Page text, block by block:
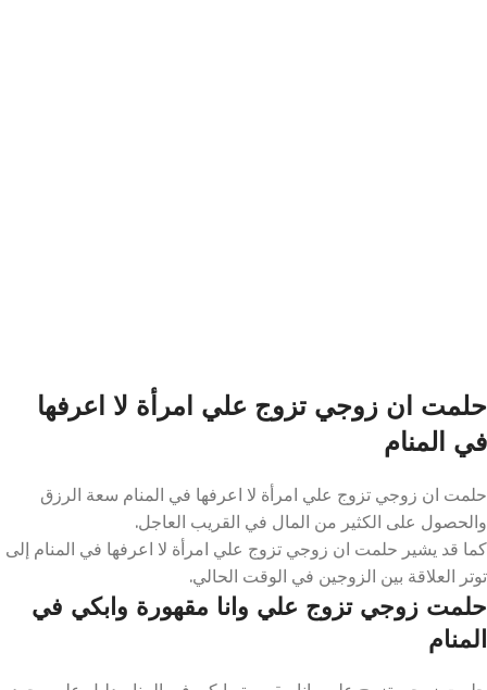
حلمت ان زوجي تزوج علي امرأة لا اعرفها
في المنام
حلمت ان زوجي تزوج علي امرأة لا اعرفها في المنام سعة الرزق
والحصول على الكثير من المال في القريب العاجل.
كما قد يشير حلمت ان زوجي تزوج علي امرأة لا اعرفها في المنام إلى
توتر العلاقة بين الزوجين في الوقت الحالي.
حلمت زوجي تزوج علي وانا مقهورة وابكي في
المنام